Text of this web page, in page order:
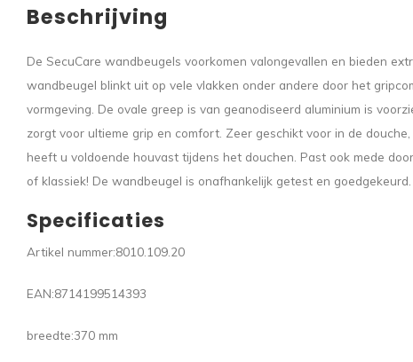
Beschrijving
De SecuCare wandbeugels voorkomen valongevallen en bieden
wandbeugel blinkt uit op vele vlakken onder andere door het
vormgeving. De ovale greep is van geanodiseerd aluminium is
zorgt voor ultieme grip en comfort. Zeer geschikt voor in de
heeft u voldoende houvast tijdens het douchen. Past ook mede
of klassiek! De wandbeugel is onafhankelijk getest en goedgekeurd.
Specificaties
Artikel nummer:8010.109.20
EAN:8714199514393
breedte:370 mm